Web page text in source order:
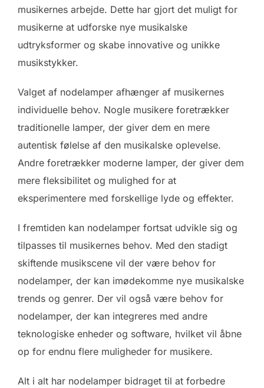
musikernes arbejde. Dette har gjort det muligt for
musikerne at udforske nye musikalske
udtryksformer og skabe innovative og unikke
musikstykker.
Valget af nodelamper afhænger af musikernes
individuelle behov. Nogle musikere foretrækker
traditionelle lamper, der giver dem en mere
autentisk følelse af den musikalske oplevelse.
Andre foretrækker moderne lamper, der giver dem
mere fleksibilitet og mulighed for at
eksperimentere med forskellige lyde og effekter.
I fremtiden kan nodelamper fortsat udvikle sig og
tilpasses til musikernes behov. Med den stadigt
skiftende musikscene vil der være behov for
nodelamper, der kan imødekomme nye musikalske
trends og genrer. Der vil også være behov for
nodelamper, der kan integreres med andre
teknologiske enheder og software, hvilket vil åbne
op for endnu flere muligheder for musikere.
Alt i alt har nodelamper bidraget til at forbedre